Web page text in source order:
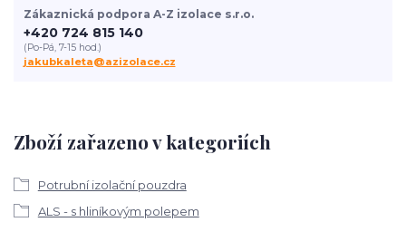
Zboží zařazeno v kategoriích
Potrubní izolační pouzdra
ALS - s hliníkovým polepem
Zákaznická podpora A-Z izolace s.r.o.
+420 724 815 140
(Po-Pá, 7-15 hod.)
jakubkaleta@azizolace.cz